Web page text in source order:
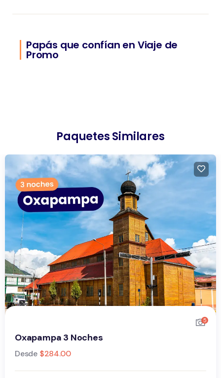
Papás que confían en Viaje de
Promo
Paquetes Similares
5
Oxapampa 3 Noches
Desde $284.00